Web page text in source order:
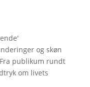
'
og skøn
publikum rundt
om livets